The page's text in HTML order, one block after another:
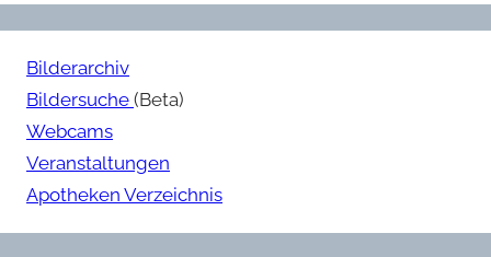
Bilderarchiv
Bildersuche (Beta)
Webcams
Veranstaltungen
Apotheken Verzeichnis